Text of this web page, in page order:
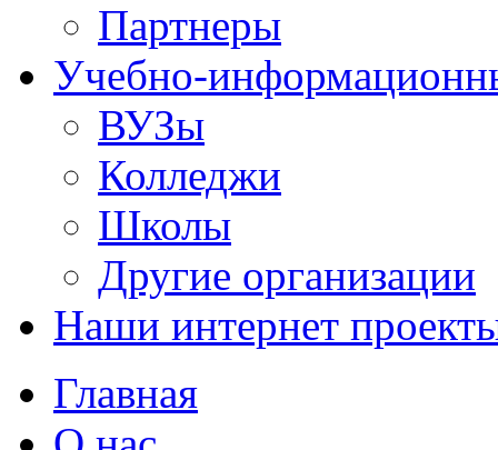
Партнеры
Учебно-
ВУЗы
Колледжи
Школы
Другие организации
Наши интернет
Главная